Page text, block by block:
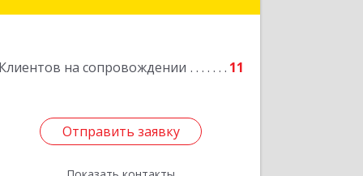
Клиентов на сопровождении 11
Отправить заявку
Отправить заявку